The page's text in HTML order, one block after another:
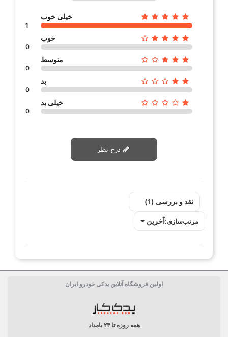
خیلی خوب
1
خوب
0
متوسط
0
بد
0
خیلی بد
0
نقد و بررسی‌‌ (1)
مرتب‌سازی:آخرین
اولین فروشگاه آنلاین یدکی خودرو ایران
همه روزه تا ۲۴ بامداد